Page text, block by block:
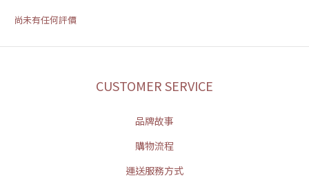
尚未有任何評價
CUSTOMER SERVICE
品牌故事
購物流程
運送服務方式